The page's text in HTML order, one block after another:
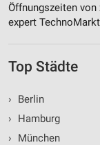
Öffnungszeiten von
expert
Top Städte
›
Berlin
›
Hamburg
›
München